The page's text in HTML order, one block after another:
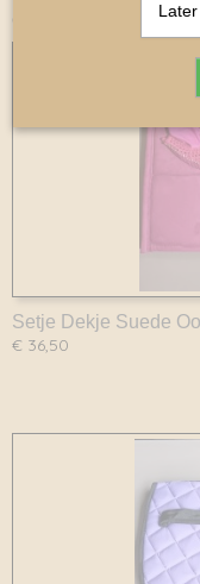
Ook interessant
Setje Dekje Suede
€ 36,50